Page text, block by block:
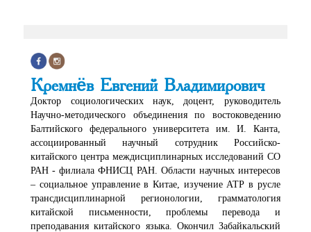
Кремнёв Евгений Владимирович
Доктор социологических наук, доцент, руководитель
Научно-методического объединения по востоковедению
Балтийского федерального университета им. И. Канта,
ассоциированный научный сотрудник Российско-
китайского центра междисциплинарных исследований СО
РАН - филиала ФНИСЦ РАН. Области научных интересов
– социальное управление в Китае, изучение АТР в русле
трансдисциплинарной регионологии, грамматология
китайской письменности, проблемы перевода и
преподавания китайского языка. Окончил Забайкальский